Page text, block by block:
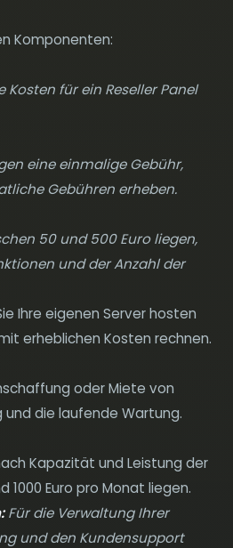
Komponenten:
Kosten für ein Reseller Panel
eine einmalige Gebühr,
Gebühren erheben.
50 und 500 Euro liegen,
und der Anzahl der
Ihre eigenen Server hosten
erheblichen Kosten rechnen.
oder Miete von
und die laufende Wartung.
Kapazität und Leistung der
1000 Euro pro Monat liegen.
Für die Verwaltung Ihrer
und den Kundensupport